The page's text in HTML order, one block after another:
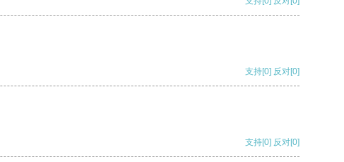
支持[0] 反对[0]
支持[0] 反对[0]